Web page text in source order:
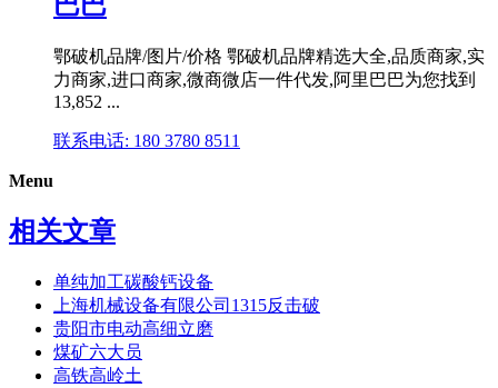
巴巴
鄂破机品牌/图片/价格 鄂破机品牌精选大全,品质商家,实
力商家,进口商家,微商微店一件代发,阿里巴巴为您找到
13,852 ...
联系电话: 180 3780 8511
Menu
相关文章
单纯加工碳酸钙设备
上海机械设备有限公司1315反击破
贵阳市电动高细立磨
煤矿六大员
高铁高岭土